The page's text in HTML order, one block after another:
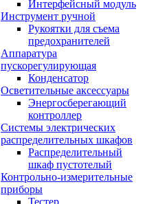
Интерфейсный модуль
Инструмент ручной
Рукоятки для съема
предохранителей
Аппаратура
пускорегулирующая
Конденсатор
Осветительные аксессуары
Энергосберегающий
контроллер
Системы электрических
распределительных шкафов
Распределительный
шкаф пустотелый
Контрольно-измерительные
приборы
Тестер